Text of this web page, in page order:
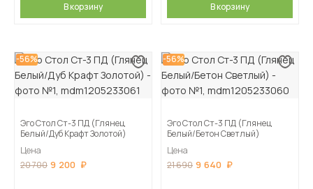
В корзину В корзину
-56%
Эго Стол Ст-3 ПД (Глянец
Белый/Дуб Крафт Золотой)
Цена
20 700 9 200
-56%
Эго Стол Ст-3 ПД (Глянец
Белый/Бетон Светлый)
Цена
21 690 9 640